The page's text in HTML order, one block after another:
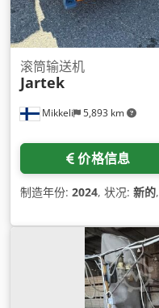
Mikkeli 5,893 km
滚筒输送机
Jartek
价格信息
制造年份: 2024, 状况: 新的,